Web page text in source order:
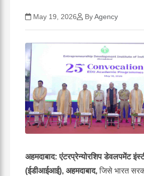
May 19, 2026 ByAgency
अहमदाबाद:एंटरप्रेन्योरशिप डेवलपमेंट
(ईडीआईआई), अहमदाबाद,जिसे भारत